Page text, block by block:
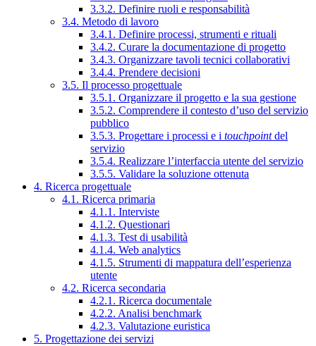
3.3.2. Definire ruoli e responsabilità
3.4. Metodo di lavoro
3.4.1. Definire processi, strumenti e rituali
3.4.2. Curare la documentazione di progetto
3.4.3. Organizzare tavoli tecnici collaborativi
3.4.4. Prendere decisioni
3.5. Il processo progettuale
3.5.1. Organizzare il progetto e la sua gestione
3.5.2. Comprendere il contesto d’uso del servizio
pubblico
3.5.3. Progettare i processi e i touchpointdel
servizio
3.5.4. Realizzare l’interfaccia utente del servizio
3.5.5. Validare la soluzione ottenuta
4. Ricerca progettuale
4.1. Ricerca primaria
4.1.1. Interviste
4.1.2. Questionari
4.1.3. Test di usabilità
4.1.4. Web analytics
4.1.5. Strumenti di mappatura dell’esperienza
utente
4.2. Ricerca secondaria
4.2.1. Ricerca documentale
4.2.2. Analisi benchmark
4.2.3. Valutazione euristica
5. Progettazione dei servizi